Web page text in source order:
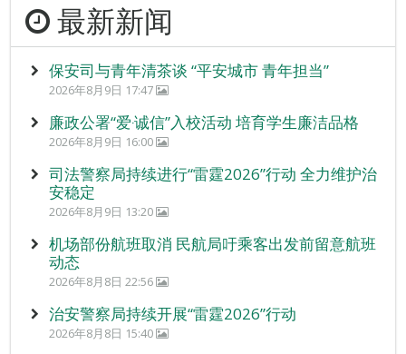
最新新闻
保安司与青年清茶谈 “平安城市 青年担当”
2026年8月9日 17:47
廉政公署“爱‧诚信”入校活动 培育学生廉洁品格
2026年8月9日 16:00
司法警察局持续进行“雷霆2026”行动 全力维护治
安稳定
2026年8月9日 13:20
机场部份航班取消 民航局吁乘客出发前留意航班
动态
2026年8月8日 22:56
治安警察局持续开展“雷霆2026”行动
2026年8月8日 15:40